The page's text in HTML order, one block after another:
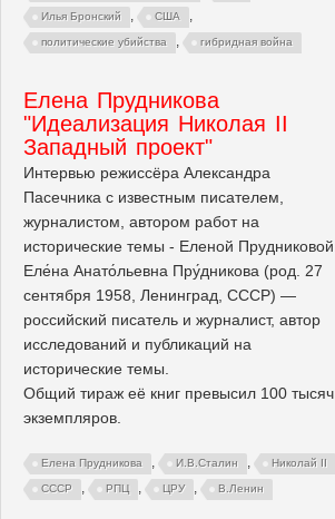
Илья Бронский , США ,
политические убийства , гибридная война
Елена Прудникова
"Идеализация Николая II
Западный проект"
Интервью режиссёра Александра
Пасечника с известным писателем,
журналистом, автором работ на
исторические темы - Еленой Прудниковой.
Еле́на Анато́льевна Пру́дникова (род. 27
сентября 1958, Ленинград, СССР) —
российский писатель и журналист, автор
исследований и публикаций на
исторические темы.
Общий тираж её книг превысил 100 тысяч
экземпляров.
Елена Прудникова , И.В.Сталин , Николай II
СССР , РПЦ , ЦРУ , В.Ленин